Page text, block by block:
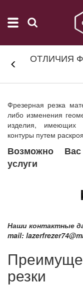
ОТЛИЧИЯ
Фрезерная резка
либо изменения
изделия, имеющих
контуры путем
Возможно
услуги
Наши контактные
mail:
резки